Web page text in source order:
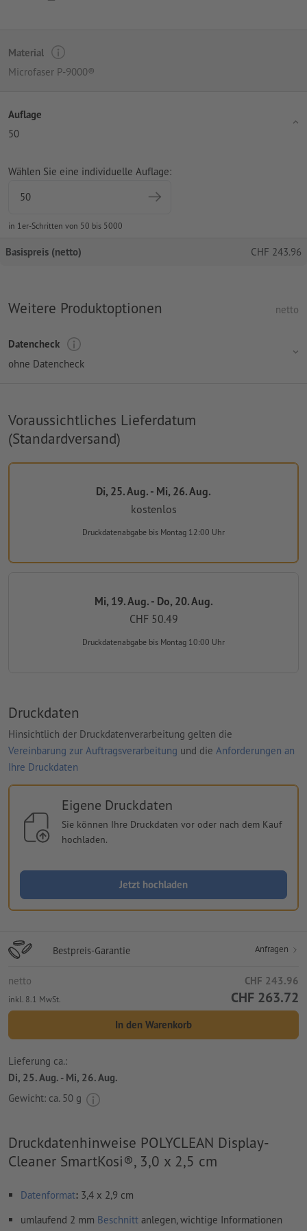
Material
Microfaser P-9000®
Auflage
50
Wählen Sie eine individuelle Auflage:
in 1er-Schritten von 50 bis 5000
Basispreis (netto) CHF 243.96
Weitere Produktoptionen netto
Datencheck
ohne Datencheck
Voraussichtliches Lieferdatum
(Standardversand)
Di, 25. Aug. - Mi, 26. Aug.
kostenlos
Druckdatenabgabe bis Montag 12:00 Uhr
Mi, 19. Aug. - Do, 20. Aug.
CHF 50.49
Druckdatenabgabe bis Montag 10:00 Uhr
Druckdaten
Hinsichtlich der Druckdatenverarbeitung gelten die
Vereinbarung zur Auftragsverarbeitung und die Anforderungen an
Ihre Druckdaten
Eigene Druckdaten
Sie können Ihre Druckdaten vor oder nach dem Kauf
hochladen.
Jetzt hochladen
Bestpreis-Garantie Anfragen
netto CHF 243.96
inkl. 8.1 MwSt. CHF 263.72
In den Warenkorb
Lieferung ca.:
Di, 25. Aug. - Mi, 26. Aug.
Gewicht: ca. 50 g
Druckdatenhinweise POLYCLEAN Display-
Cleaner SmartKosi®, 3,0 x 2,5 cm
Datenformat: 3,4 x 2,9 cm
umlaufend 2 mm Beschnitt anlegen, wichtige Informationen